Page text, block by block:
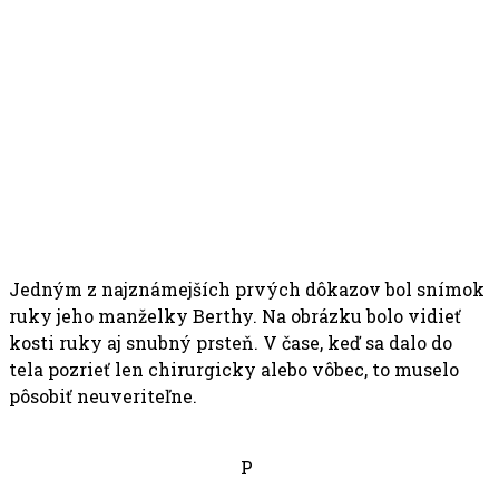
Jedným z najznámejších prvých dôkazov bol snímok
ruky jeho manželky Berthy. Na obrázku bolo vidieť
kosti ruky aj snubný prsteň. V čase, keď sa dalo do
tela pozrieť len chirurgicky alebo vôbec, to muselo
pôsobiť neuveriteľne.
P